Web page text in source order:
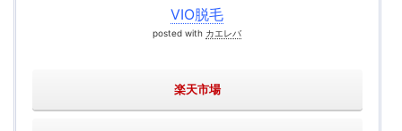
VIO脱毛
posted with カエレバ
楽天市場